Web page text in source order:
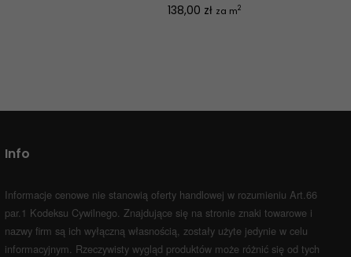
Cena
138,00 zł za m2
Info
Informacje cenowe nie stanowią oferty handlowej w rozumieniu Art.66
par.1 Kodeksu Cywilnego. Znajdujące się na stronie znaki towarowe i
nazwy firm są ich wyłączną własnością, zostały użyte jedynie w celu
informacyjnym. Rzeczywisty wygląd produktów może różnić się od tych